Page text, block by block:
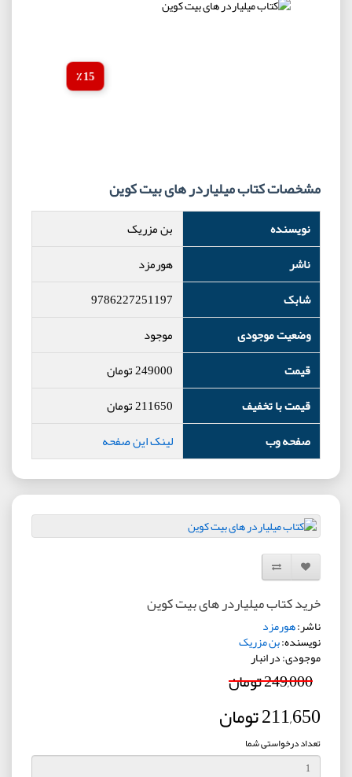
15 ٪
مشخصات کتاب میلیاردر های بیت کوین
نویسنده
بن مزریک
ناشر
هورمزد
شابک
9786227251197
وضعیت موجودی
موجود
قیمت
249000تومان
قیمت با تخفیف
211650تومان
صفحه وب
لینک این صفحه
افزودن به لیست دلخواه
مقایسه این محصول
خرید کتاب میلیاردر های بیت کوین
ناشر:هورمزد
نویسنده:بن مزریک
موجودی: در انبار
249,000 تومان
211,650 تومان
تعداد درخواستی شما